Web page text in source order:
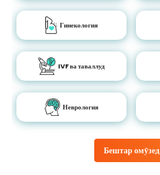
Бештар омӯзед
Гинекология
IVF ва таваллуд
Неврология